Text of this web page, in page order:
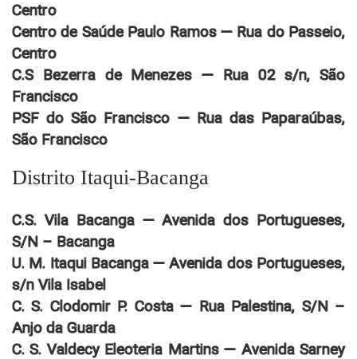
Centro
Centro de Saúde Paulo Ramos — Rua do Passeio,
Centro
C.S Bezerra de Menezes — Rua 02 s/n, São
Francisco
PSF do São Francisco — Rua das Paparaúbas,
São Francisco
Distrito Itaqui-Bacanga
C.S. Vila Bacanga — Avenida dos Portugueses,
S/N – Bacanga
U. M. Itaqui Bacanga — Avenida dos Portugueses,
s/n Vila Isabel
C. S. Clodomir P. Costa — Rua Palestina, S/N –
Anjo da Guarda
C. S. Valdecy Eleoteria Martins — Avenida Sarney